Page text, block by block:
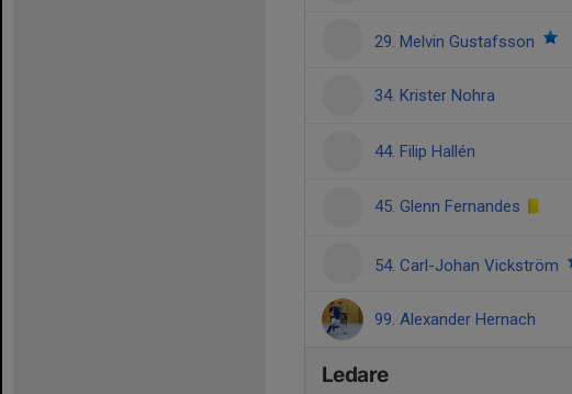
29. Melvin Gustafsson
34. Krister Nohra
44. Filip Hallén
45. Glenn Fernandes
54. Carl-Johan Vickström
99. Alexander Hernach
Ledare